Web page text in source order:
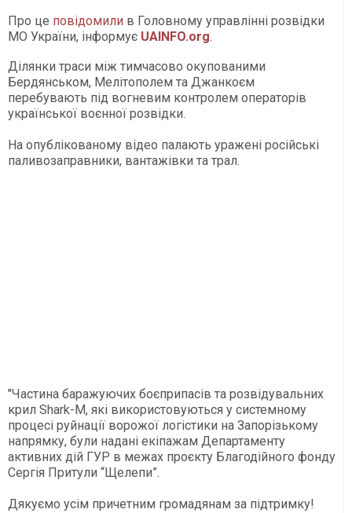
Про це повідомили в Головному управлінні розвідки
МО України, інформує UAINFO.org.
Ділянки траси між тимчасово окупованими
Бердянськом, Мелітополем та Джанкоєм
перебувають під вогневим контролем операторів
української воєнної розвідки.
На опублікованому відео палають уражені російські
паливозаправники, вантажівки та трал.
"Частина баражуючих боєприпасів та розвідувальних
крил Shark-M, які використовуються у системному
процесі руйнації ворожої логістики на Запорізькому
напрямку, були надані екіпажам Департаменту
активних дій ГУР в межах проєкту Благодійного фонду
Сергія Притули “Щелепи”.
Дякуємо усім причетним громадянам за підтримку!